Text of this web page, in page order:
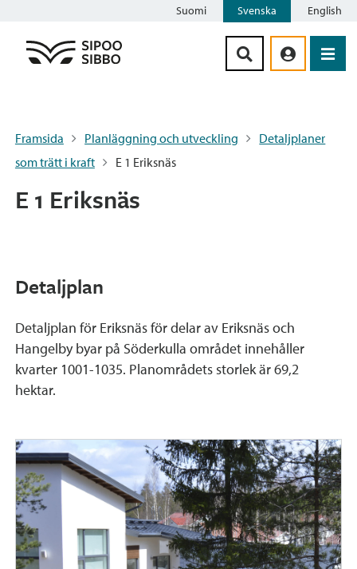
Suomi Svenska English
Framsida Planläggning och utveckling
Detaljplaner
som trätt i kraft
E 1 Eriksnäs
E 1 Eriksnäs
Detaljplan
Detaljplan för Eriksnäs för delar av Eriksnäs och
Hangelby byar på Söderkulla området innehåller
kvarter 1001-1035. Planområdets storlek är 69,2
hektar.